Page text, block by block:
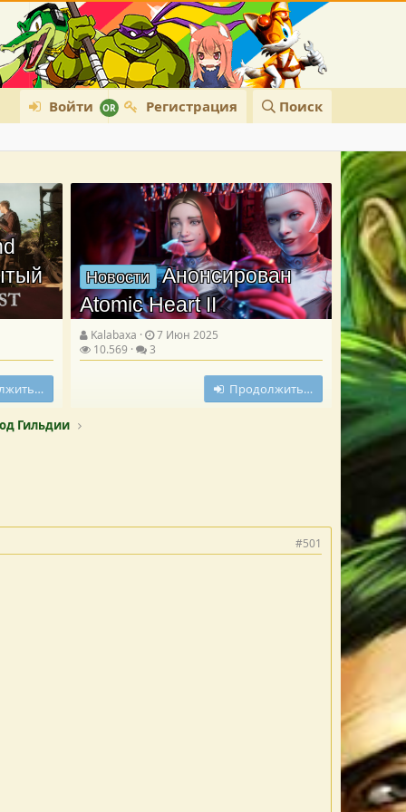
Войти Регистрация Поиск
Новости Анонсирован
Atomic Heart II
Kalabaxa
7 Июн 2025
10.569
3
Продолжить…
Гильдии
#501